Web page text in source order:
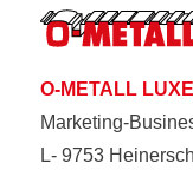
O-METALL
Marketing-
L- 9753